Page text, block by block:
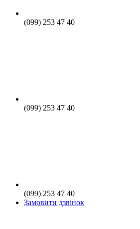
(099) 253 47 40
(099) 253 47 40
(099) 253 47 40
Замовити дзвінок